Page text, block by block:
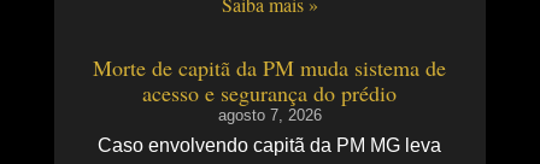
Morte de capitã da PM muda sistema de
acesso e segurança do prédio
agosto 7, 2026
Caso envolvendo capitã da PM MG leva